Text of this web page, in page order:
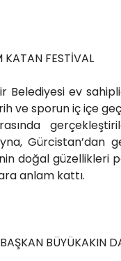
KATAN FESTİVAL
Belediyesi ev
ve sporun iç içe
Gürcistan’dan
doğal güzellikleri
anlam kattı.
BÜYÜKAKIN